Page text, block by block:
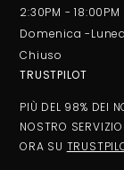
2:30PM - 18:00PM
Domenica -
Chiuso
TRUSTPILOT
PIÙ DEL 98% DEI
NOSTRO
ORA SU